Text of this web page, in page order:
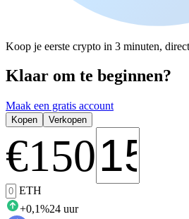
Koop je eerste crypto in 3 minuten,
Klaar om te beginnen?
Maak een gratis account
Kopen Verkopen
€150
ETH
+0,1%24 uur